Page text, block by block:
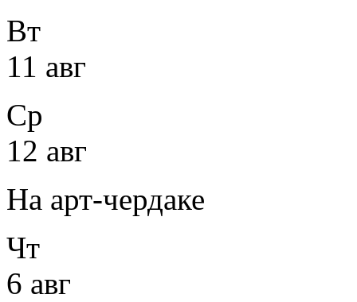
Вт
11 авг
Ср
12 авг
На арт-чердаке
Чт
6 авг